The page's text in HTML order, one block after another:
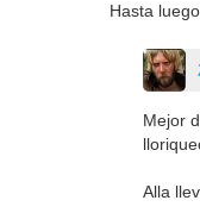
Hasta luego.
Mejor
Alla